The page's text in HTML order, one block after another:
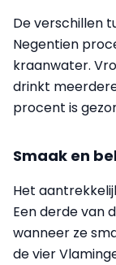
De verschillen
Negentien
kraanwater.
drinkt
procent is
Smaak en
Het
Een derde van
wanneer ze
de vier